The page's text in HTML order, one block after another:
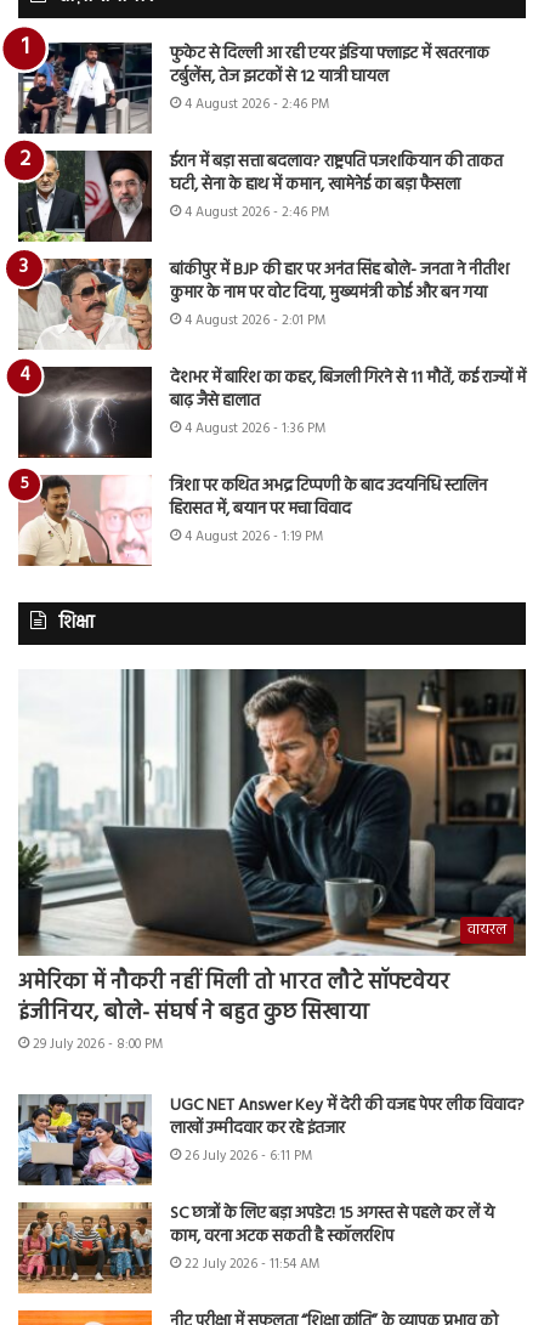
फुकेट से दिल्ली आ रही एयर इंडिया फ्लाइट में खतरनाक
टर्बुलेंस, तेज झटकों से 12 यात्री घायल
4 August 2026 - 2:46 PM
ईरान में बड़ा सत्ता बदलाव? राष्ट्रपति पजशकियान की ताकत
घटी, सेना के हाथ में कमान, खामेनेई का बड़ा फैसला
4 August 2026 - 2:46 PM
बांकीपुर में BJP की हार पर अनंत सिंह बोले- जनता ने नीतीश
कुमार के नाम पर वोट दिया, मुख्यमंत्री कोई और बन गया
4 August 2026 - 2:01 PM
देशभर में बारिश का कहर, बिजली गिरने से 11 मौतें, कई राज्यों में
बाढ़ जैसे हालात
4 August 2026 - 1:36 PM
त्रिशा पर कथित अभद्र टिप्पणी के बाद उदयनिधि स्टालिन
हिरासत में, बयान पर मचा विवाद
4 August 2026 - 1:19 PM
शिक्षा
वायरल
अमेरिका में नौकरी नहीं मिली तो भारत लौटे सॉफ्टवेयर
इंजीनियर, बोले- संघर्ष ने बहुत कुछ सिखाया
29 July 2026 - 8:00 PM
UGC NET Answer Key में देरी की वजह पेपर लीक विवाद?
लाखों उम्मीदवार कर रहे इंतजार
26 July 2026 - 6:11 PM
SC छात्रों के लिए बड़ा अपडेट! 15 अगस्त से पहले कर लें ये
काम, वरना अटक सकती है स्कॉलरशिप
22 July 2026 - 11:54 AM